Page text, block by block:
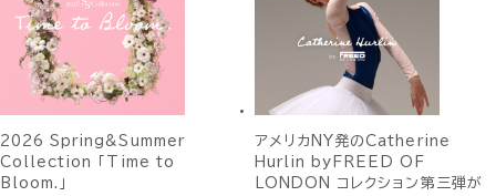
2026 Spring&Summer
Collection 「Time to
Bloom.」
アメリカNY発のCatherine
Hurlin byFREED OF
LONDON コレクション第三弾が